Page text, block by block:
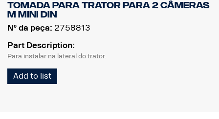
Tomada para trator para 2 câmeras
M MINI DIN
Nº da peça: 2758813
Part Description:
Para instalar na lateral do trator.
Add to list